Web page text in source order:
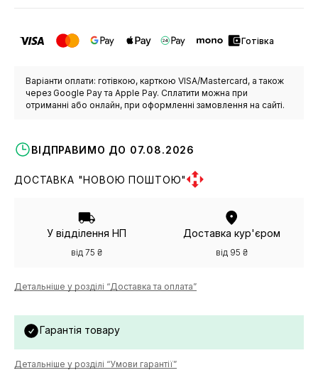
Готівка
Варіанти оплати: готівкою, карткою VISA/Mastercard, а також
через Google Pay та Apple Pay. Сплатити можна при
отриманні або онлайн, при оформленні замовлення на сайті.
ВІДПРАВИМО ДО 07.08.2026
ДОСТАВКА "НОВОЮ ПОШТОЮ"
У відділення НП
від 75 ₴
Доставка кур'єром
від 95 ₴
Детальніше у розділі “Доставка та оплата”
Гарантія товару
Детальніше у розділі “Умови гарантії”